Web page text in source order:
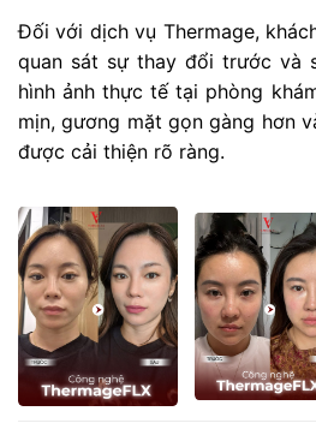
Đối với dịch vụ Thermage,
quan sát sự thay đổi trước và
hình ảnh thực tế tại phòng
mịn, gương mặt gọn gàng hơn
được cải thiện rõ ràng.